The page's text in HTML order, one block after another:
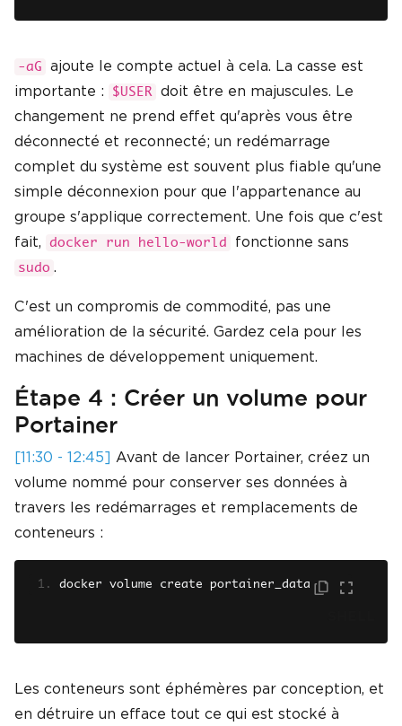
-aG
ajoute le compte actuel à cela. La casse est
importante :
$USER doit être en majuscules. Le
changement ne prend effet qu'après vous être
déconnecté et reconnecté; un redémarrage
complet du système est souvent plus fiable qu'une
simple déconnexion pour que l'appartenance au
groupe s'applique correctement. Une fois que c'est
fait,
docker run hello-world fonctionne sans
sudo .
C'est un compromis de commodité, pas une
amélioration de la sécurité. Gardez cela pour les
machines de développement uniquement.
Étape 4 : Créer un volume pour
Portainer
[11:30 - 12:45] Avant de lancer Portainer, créez un
volume nommé pour conserver ses données à
travers les redémarrages et remplacements de
conteneurs :
docker volume create portainer_data
Les conteneurs sont éphémères par conception, et
en détruire un efface tout ce qui est stocké à